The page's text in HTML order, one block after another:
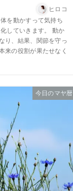
ヒロコ
を動かすって気持ち
していきます。 動か
り、結果、関節を守っ
来の役割が果たせなく
今日のマヤ暦